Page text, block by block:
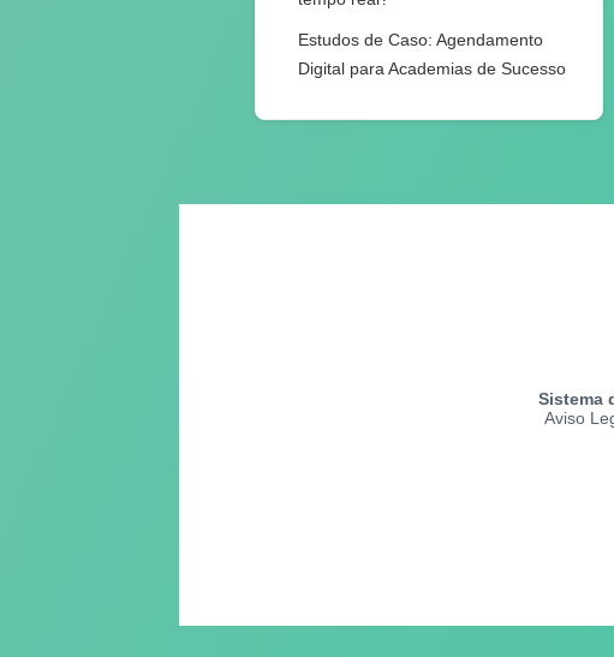
Estudos de Caso: Agendamento
Digital para Academias de Sucesso
Sistema
Aviso